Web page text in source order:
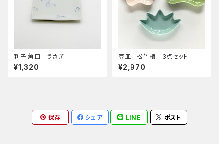
判子 角皿 うさぎ
¥1,320
豆皿 松竹梅 3点セット
¥2,970
保存 シェア LINE ポスト